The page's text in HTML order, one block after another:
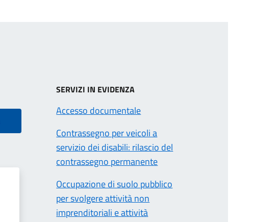
SERVIZI IN EVIDENZA
Accesso documentale
Contrassegno per veicoli a
servizio dei disabili: rilascio del
contrassegno permanente
Occupazione di suolo pubblico
per svolgere attività non
imprenditoriali e attività